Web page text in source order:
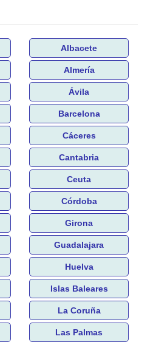
Albacete
Almería
Ávila
Barcelona
Cáceres
Cantabria
Ceuta
Córdoba
Girona
Guadalajara
Huelva
Islas Baleares
La Coruña
Las Palmas